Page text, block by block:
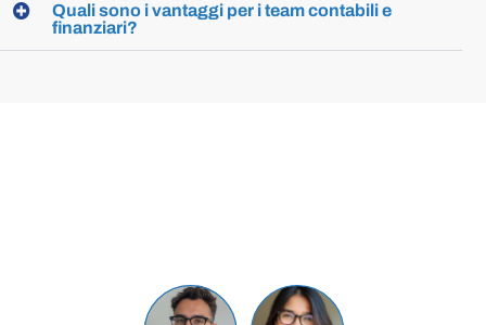
Quali sono i vantaggi per i team contabili e
finanziari?